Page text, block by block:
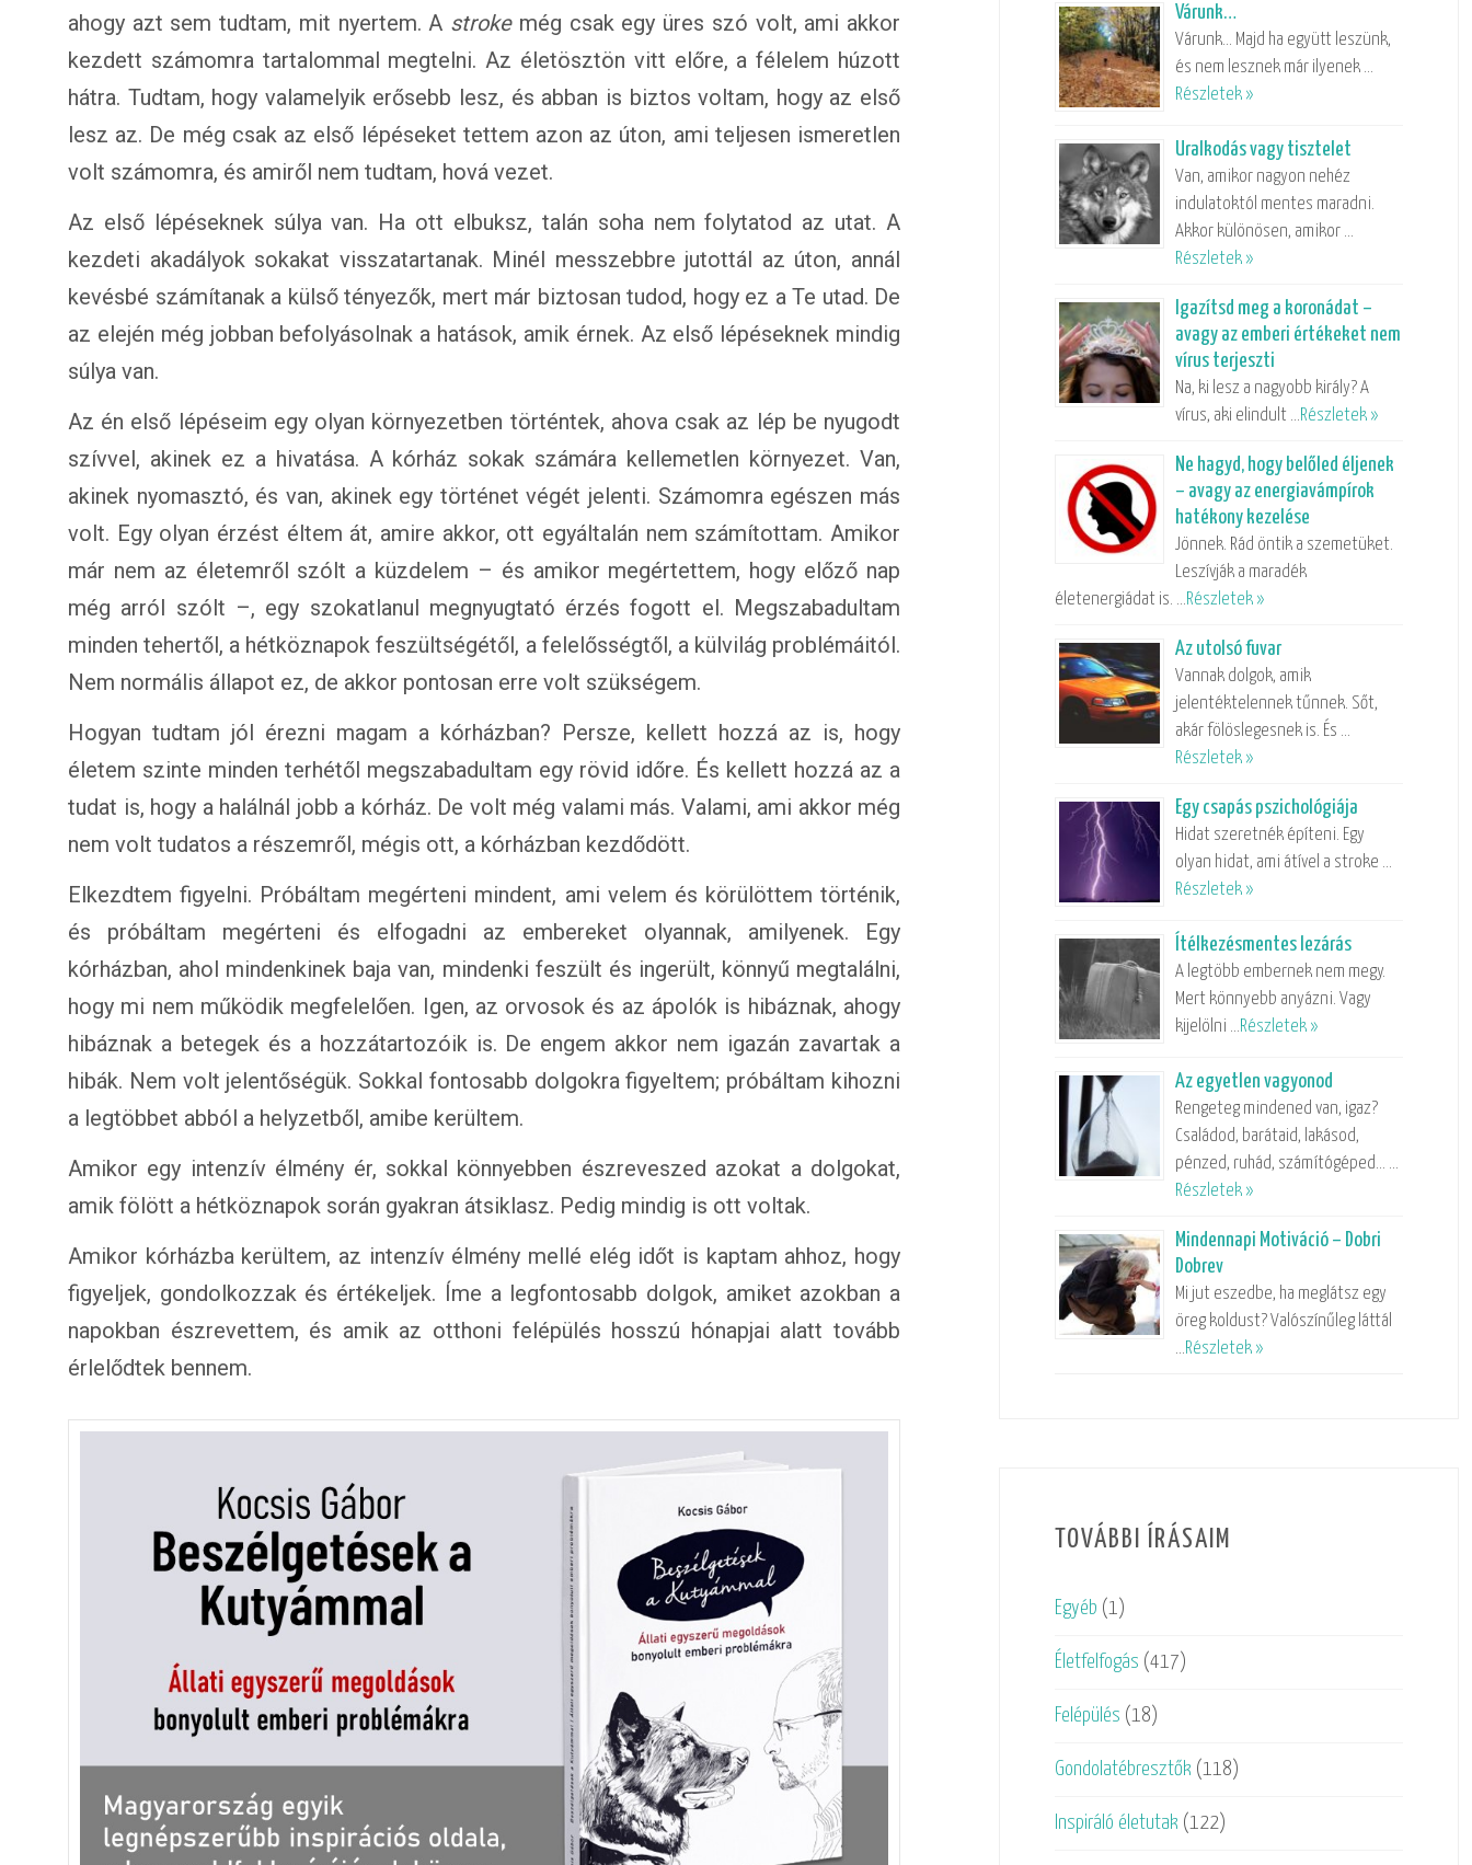
ahogy azt sem tudtam, mit nyertem. A strokemég csak egy üres szó volt, ami akkor
kezdett számomra tartalommal megtelni. Az életösztön vitt előre, a félelem húzott
hátra. Tudtam, hogy valamelyik erősebb lesz, és abban is biztos voltam, hogy az első
lesz az. De még csak az első lépéseket tettem azon az úton, ami teljesen ismeretlen
volt számomra, és amiről nem tudtam, hová vezet.
Az első lépéseknek súlya van. Ha ott elbuksz, talán soha nem folytatod az utat. A
kezdeti akadályok sokakat visszatartanak. Minél messzebbre jutottál az úton, annál
kevésbé számítanak a külső tényezők, mert már biztosan tudod, hogy ez a Te utad. De
az elején még jobban befolyásolnak a hatások, amik érnek. Az első lépéseknek mindig
súlya van.
Az én első lépéseim egy olyan környezetben történtek, ahova csak az lép be nyugodt
szívvel, akinek ez a hivatása. A kórház sokak számára kellemetlen környezet. Van,
akinek nyomasztó, és van, akinek egy történet végét jelenti. Számomra egészen más
volt. Egy olyan érzést éltem át, amire akkor, ott egyáltalán nem számítottam. Amikor
már nem az életemről szólt a küzdelem – és amikor megértettem, hogy előző nap
még arról szólt –, egy szokatlanul megnyugtató érzés fogott el. Megszabadultam
minden tehertől, a hétköznapok feszültségétől, a felelősségtől, a külvilág problémáitól.
Nem normális állapot ez, de akkor pontosan erre volt szükségem.
Hogyan tudtam jól érezni magam a kórházban? Persze, kellett hozzá az is, hogy
életem szinte minden terhétől megszabadultam egy rövid időre. És kellett hozzá az a
tudat is, hogy a halálnál jobb a kórház. De volt még valami más. Valami, ami akkor még
nem volt tudatos a részemről, mégis ott, a kórházban kezdődött.
Elkezdtem figyelni. Próbáltam megérteni mindent, ami velem és körülöttem történik,
és próbáltam megérteni és elfogadni az embereket olyannak, amilyenek. Egy
kórházban, ahol mindenkinek baja van, mindenki feszült és ingerült, könnyű megtalálni,
hogy mi nem működik megfelelően. Igen, az orvosok és az ápolók is hibáznak, ahogy
hibáznak a betegek és a hozzátartozóik is. De engem akkor nem igazán zavartak a
hibák. Nem volt jelentőségük. Sokkal fontosabb dolgokra figyeltem; próbáltam kihozni
a legtöbbet abból a helyzetből, amibe kerültem.
Amikor egy intenzív élmény ér, sokkal könnyebben észreveszed azokat a dolgokat,
amik fölött a hétköznapok során gyakran átsiklasz. Pedig mindig is ott voltak.
Amikor kórházba kerültem, az intenzív élmény mellé elég időt is kaptam ahhoz, hogy
figyeljek, gondolkozzak és értékeljek. Íme a legfontosabb dolgok, amiket azokban a
napokban észrevettem, és amik az otthoni felépülés hosszú hónapjai alatt tovább
érlelődtek bennem.
Várunk…
Várunk… Majd ha együtt leszünk,
és nem lesznek már ilyenek …
Részletek »
Uralkodás vagy tisztelet
Van, amikor nagyon nehéz
indulatoktól mentes maradni.
Akkor különösen, amikor …
Részletek »
Igazítsd meg a koronádat –
avagy az emberi értékeket nem
vírus terjeszti
Na, ki lesz a nagyobb király? A
vírus, aki elindult …Részletek »
Ne hagyd, hogy belőled éljenek
– avagy az energiavámpírok
hatékony kezelése
Jönnek. Rád öntik a szemetüket.
Leszívják a maradék
életenergiádat is. …Részletek »
Az utolsó fuvar
Vannak dolgok, amik
jelentéktelennek tűnnek. Sőt,
akár fölöslegesnek is. És …
Részletek »
Egy csapás pszichológiája
Hidat szeretnék építeni. Egy
olyan hidat, ami átível a stroke …
Részletek »
Ítélkezésmentes lezárás
A legtöbb embernek nem megy.
Mert könnyebb anyázni. Vagy
kijelölni …Részletek »
Az egyetlen vagyonod
Rengeteg mindened van, igaz?
Családod, barátaid, lakásod,
pénzed, ruhád, számítógéped… …
Részletek »
Mindennapi Motiváció – Dobri
Dobrev
Mi jut eszedbe, ha meglátsz egy
öreg koldust? Valószínűleg láttál
…Részletek »
TOVÁBBI ÍRÁSAIM
Egyéb (1)
Életfelfogás (417)
Felépülés (18)
Gondolatébresztők (118)
Inspiráló életutak (122)